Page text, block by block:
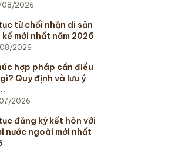
2026
từ chối nhận di sản
mới nhất năm 2026
2026
hợp pháp cần điều
Quy định và lưu ý
2026
đăng ký kết hôn với
nước ngoài mới nhất